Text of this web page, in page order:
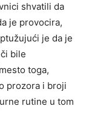
shvatili da
je provocira,
je da je
bile
toga,
prozora i broji
rutine u tom